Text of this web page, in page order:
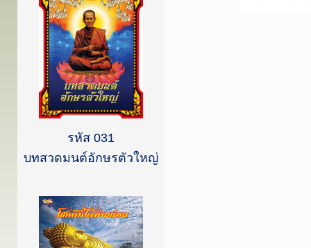
รหัส 031
บทสวดมนต์อักษรตัวใหญ่